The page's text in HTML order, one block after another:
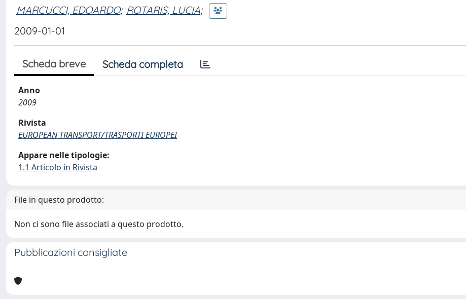
MARCUCCI, EDOARDO; ROTARIS, LUCIA;
2009-01-01
Scheda breve Scheda completa
Anno
2009
Rivista
EUROPEAN TRANSPORT/TRASPORTI EUROPEI
Appare nelle tipologie:
1.1 Articolo in Rivista
File in questo prodotto:
Non ci sono file associati a questo prodotto.
Pubblicazioni consigliate